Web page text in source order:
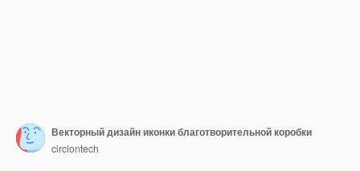
Векторный дизайн иконки благотворительной коробки
circlontech